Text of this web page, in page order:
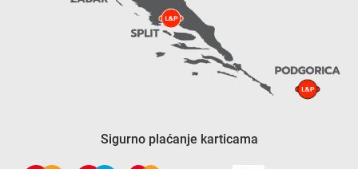
Sigurno plaćanje karticama